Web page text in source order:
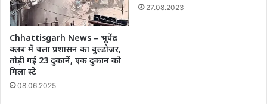
Chhattisgarh News – भूपेंद्र
क्लब में चला प्रशासन का बुल्डोजर,
तोड़ी गईं 23 दुकानें, एक दुकान को
मिला स्टे
08.06.2025
27.08.2023